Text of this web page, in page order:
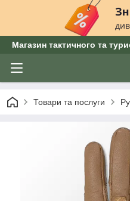
Магазин тактичного та
Товари та послуги